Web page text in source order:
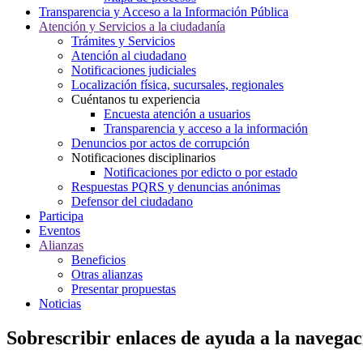
Transparencia y Acceso a la Información Pública
Atención y Servicios a la ciudadanía
Trámites y Servicios
Atención al ciudadano
Notificaciones judiciales
Localización física, sucursales, regionales
Cuéntanos tu experiencia
Encuesta atención a usuarios
Transparencia y acceso a la información
Denuncios por actos de corrupción
Notificaciones disciplinarios
Notificaciones por edicto o por estado
Respuestas PQRS y denuncias anónimas
Defensor del ciudadano
Participa
Eventos
Alianzas
Beneficios
Otras alianzas
Presentar propuestas
Noticias
Sobrescribir enlaces de ayuda a la